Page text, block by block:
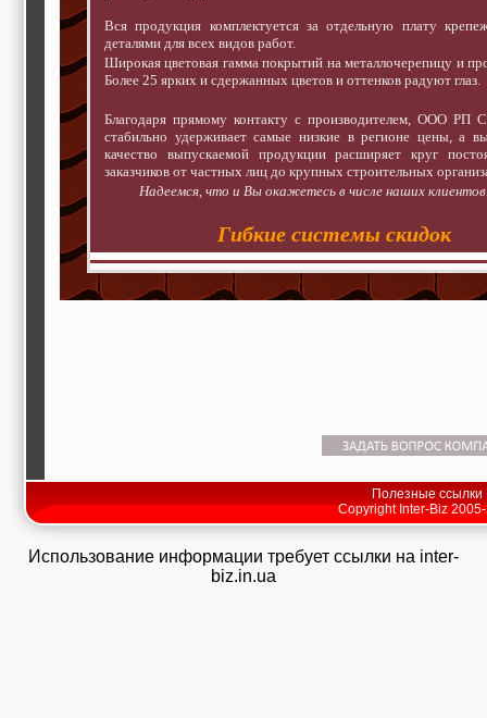
Вся продукция комплектуется за отдельную плату
деталями для всех видов работ.
Широкая цветовая гамма покрытий на металлочерепицу и
Более 25 ярких и сдержанных цветов и оттенков радуют глаз.
Благодаря прямому контакту с производителем, ООО РП
стабильно удерживает самые низкие в регионе цены, а
качество выпускаемой продукции расширяет круг
заказчиков от частных лиц до крупных строительных
Надеемся, что и Вы окажетесь в числе наших
Гибкие системы скидок
Полезные ссылки
Copyright Inter-Biz
Использование информации требует ссылки на inter-
biz.in.ua